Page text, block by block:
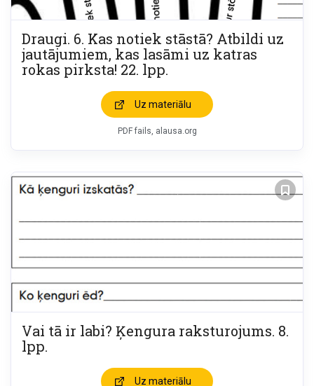
Draugi. 6. Kas notiek stāstā? Atbildi uz
jautājumiem, kas lasāmi uz katras
rokas pirksta! 22. lpp.
Uz materiālu
PDF fails, alausa.org
Vai tā ir labi? Ķengura raksturojums. 8.
lpp.
Uz materiālu